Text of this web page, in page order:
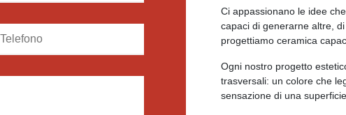
Ci appassionano le idee
capaci di generarne altre,
progettiamo ceramica
Ogni nostro progetto
trasversali: un colore che
sensazione di una